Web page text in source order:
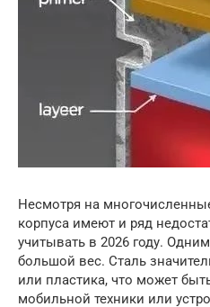
Несмотря на
корпуса имеют и ряд
учитывать в 2026 году.
большой вес. Сталь
или пластика, что может
мобильной техники или